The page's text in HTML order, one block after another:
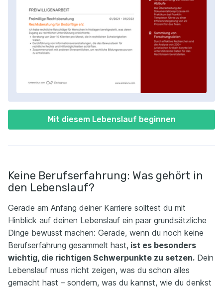
Mit diesem Lebenslauf beginnen
Keine Berufserfahrung: Was gehört in
den Lebenslauf?
Gerade am Anfang deiner Karriere solltest du mit
Hinblick auf deinen Lebenslauf ein paar grundsätzliche
Dinge bewusst machen: Gerade, wenn du noch keine
Berufserfahrung gesammelt hast, ist es besonders
wichtig, die richtigen Schwerpunkte zu setzen. Dein
Lebenslauf muss nicht zeigen, was du schon alles
gemacht hast – sondern, was du kannst, wie du denkst